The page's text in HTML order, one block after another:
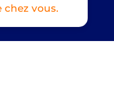
chez vous.